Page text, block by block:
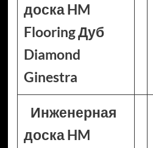
доска HM
Flooring Дуб
Diamond
Ginestra
Инженерная
доска HM